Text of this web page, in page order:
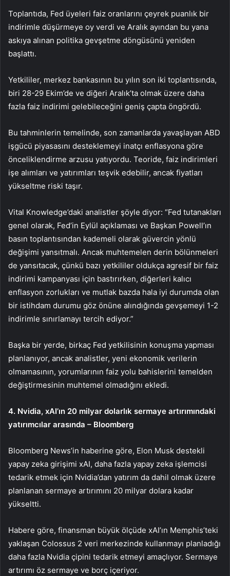
Toplantıda, Fed üyeleri faiz oranlarını çeyrek puanlık bir
indirimle düşürmeye oy verdi ve Aralık ayından bu yana
askıya alınan politika gevşetme döngüsünü yeniden
başlattı.
Yetkililer, merkez bankasının bu yılın son iki toplantısında,
biri 28-29 Ekim’de ve diğeri Aralık’ta olmak üzere daha
fazla faiz indirimi gelebileceğini geniş çapta öngördü.
Bu tahminlerin temelinde, son zamanlarda yavaşlayan ABD
işgücü piyasasını desteklemeyi inatçı enflasyona göre
önceliklendirme arzusu yatıyordu. Teoride, faiz indirimleri
işe alımları ve yatırımları teşvik edebilir, ancak fiyatları
yükseltme riski taşır.
Vital Knowledge’daki analistler şöyle diyor: “Fed tutanakları
genel olarak, Fed’in Eylül açıklaması ve Başkan Powell’ın
basın toplantısından kademeli olarak güvercin yönlü
değişimi yansıtmalı. Ancak muhtemelen derin bölünmeleri
de yansıtacak, çünkü bazı yetkililer oldukça agresif bir faiz
indirimi kampanyası için bastırırken, diğerleri kalıcı
enflasyon zorlukları ve mutlak bazda hala iyi durumda olan
bir istihdam durumu göz önüne alındığında gevşemeyi 1-2
indirimle sınırlamayı tercih ediyor.”
Başka bir yerde, birkaç Fed yetkilisinin konuşma yapması
planlanıyor, ancak analistler, yeni ekonomik verilerin
olmamasının, yorumlarının faiz yolu bahislerini temelden
değiştirmesinin muhtemel olmadığını ekledi.
4. Nvidia, xAI’ın 20 milyar dolarlık sermaye artırımındaki
yatırımcılar arasında – Bloomberg
Bloomberg News’in haberine göre, Elon Musk destekli
yapay zeka girişimi xAI, daha fazla yapay zeka işlemcisi
tedarik etmek için Nvidia’dan yatırım da dahil olmak üzere
planlanan sermaye artırımını 20 milyar dolara kadar
yükseltti.
Habere göre, finansman büyük ölçüde xAI’ın Memphis’teki
yaklaşan Colossus 2 veri merkezinde kullanmayı planladığı
daha fazla Nvidia çipini tedarik etmeyi amaçlıyor. Sermaye
artırımı öz sermaye ve borç içeriyor.